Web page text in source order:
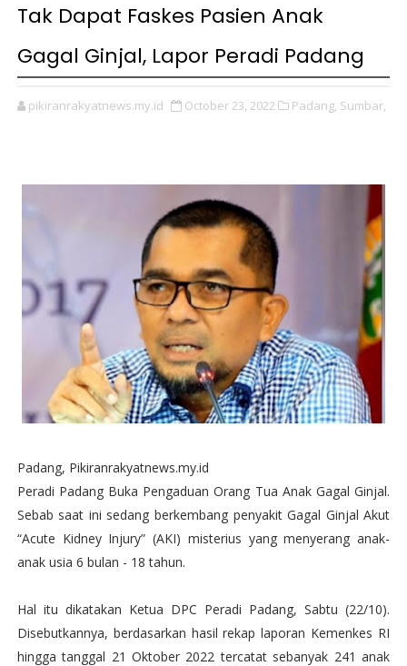
Tak Dapat Faskes Pasien Anak
Gagal Ginjal, Lapor Peradi Padang
pikiranrakyatnews.my.id October 23, 2022 Padang, Sumbar,
Padang, Pikiranrakyatnews.my.id
Peradi Padang Buka Pengaduan Orang Tua Anak Gagal Ginjal.
Sebab saat ini sedang berkembang penyakit Gagal Ginjal Akut
“Acute Kidney Injury” (AKI) misterius yang menyerang anak-
anak usia 6 bulan - 18 tahun.
Hal itu dikatakan Ketua DPC Peradi Padang, Sabtu (22/10).
Disebutkannya, berdasarkan hasil rekap laporan Kemenkes RI
hingga tanggal 21 Oktober 2022 tercatat sebanyak 241 anak